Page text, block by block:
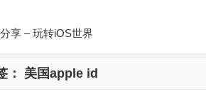
： 美国apple id